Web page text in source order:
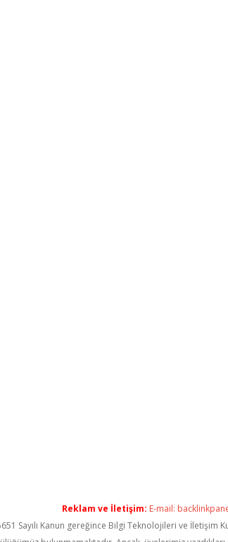
Reklam ve İletişim: E-mail:
Sayılı Kanun gereğince Bilgi Teknolojileri ve